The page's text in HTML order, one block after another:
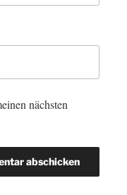
nächsten